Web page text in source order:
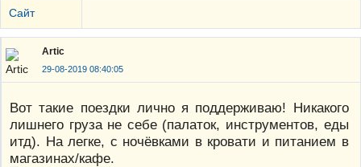
Сайт
Artic
29-08-2019 08:40:05
Вот такие поездки лично я поддерживаю! Никакого
лишнего груза не себе (палаток, инструментов, еды
итд). На легке, с ночёвками в кровати и питанием в
магазинах/кафе.